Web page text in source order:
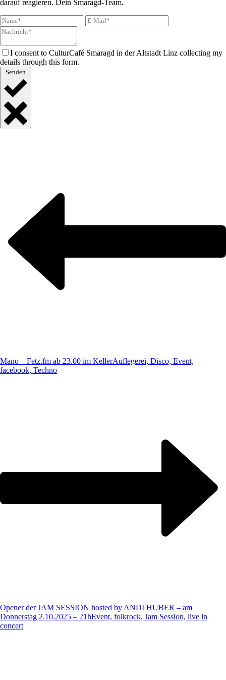
darauf reagieren. Dein Smaragd-Team.
I consent to CulturCafé Smaragd in der Altstadt Linz collecting my
details through this form.
Senden
Mano – Fetz.fm ab 23.00 im KellerAuflegerei, Disco, Event,
facebook, Techno
Opener der JAM SESSION hosted by ANDI HUBER – am
Donnerstag 2.10.2025 – 21hEvent, folkrock, Jam Session, live in
concert